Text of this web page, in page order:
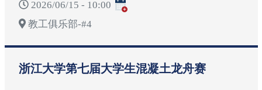
2026/06/15 - 10:00
教工俱乐部-#4
浙江大学第七届大学生混凝土龙舟赛